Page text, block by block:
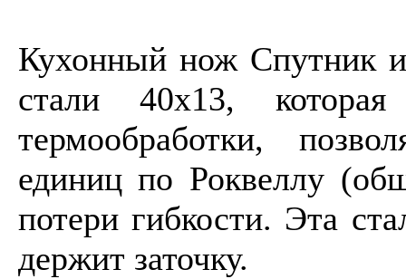
Кухонный нож Спутник
стали 40х13,
термообработки,
единиц по Роквеллу
потери гибкости. Эта
держит заточку.